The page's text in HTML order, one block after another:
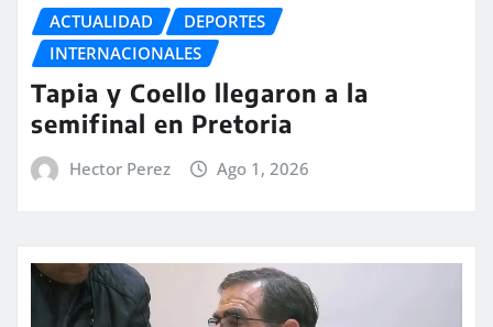
ACTUALIDAD
DEPORTES
INTERNACIONALES
Tapia y Coello llegaron a la
semifinal en Pretoria
Hector Perez Ago 1, 2026